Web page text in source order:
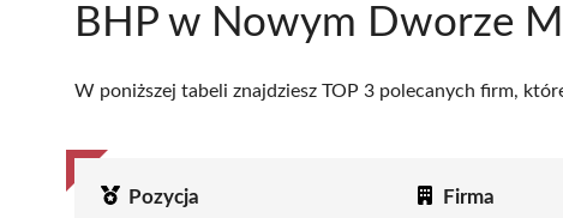
BHP w Nowym Dworze
W poniższej tabeli znajdziesz TOP 3 polecanych firm,
Pozycja Firma